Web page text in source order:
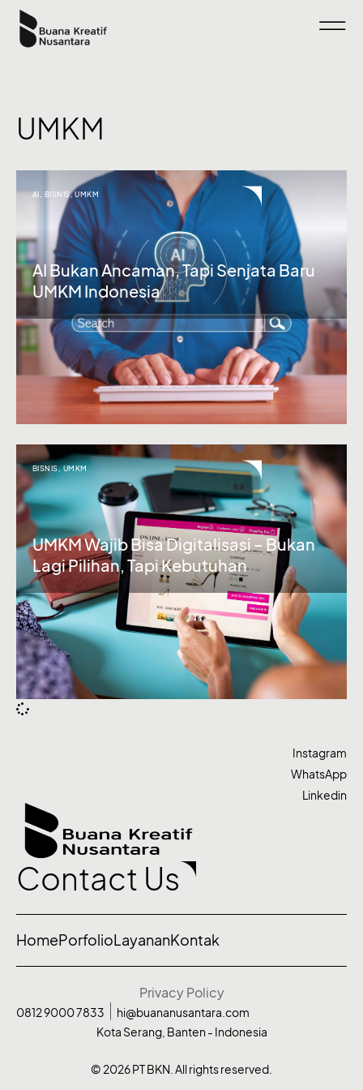
UMKM
AI BISNIS,UMKM
AI Bukan Ancaman, Tapi Senjata Baru
UMKM Indonesia
BISNIS,UMKM
UMKM Wajib Bisa Digitalisasi – Bukan
Lagi Pilihan, Tapi Kebutuhan
Contact Us
Instagram
WhatsApp
Linkedin
HomePorfolioLayananKontak
Privacy Policy
0812 9000 7833
hi@buananusantara.com
Kota Serang, Banten - Indonesia
© 2026 PT BKN. All rights reserved.